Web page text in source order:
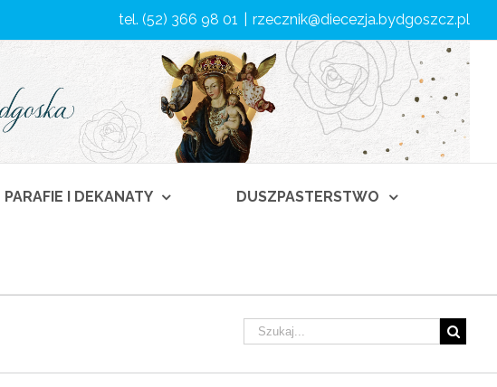
tel. (52) 366 98 01 rzecznik@diecezja.bydgoszcz.pl
PARAFIE I DEKANATY DUSZPASTERSTWO